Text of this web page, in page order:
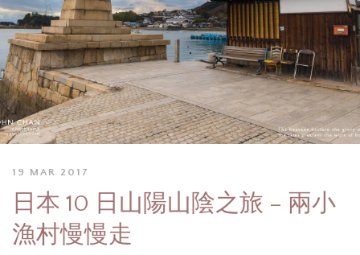
19 MAR 2017
日本 10 日山陽山陰之旅 – 兩小
漁村慢慢走